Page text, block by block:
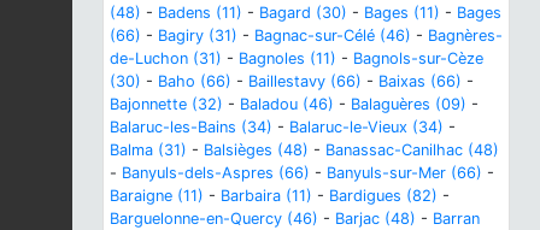
(48) - Badens (11) - Bagard (30) - Bages (11) - Bages
(66) - Bagiry (31) - Bagnac-sur-Célé (46) - Bagnères-
de-Luchon (31) - Bagnoles (11) - Bagnols-sur-Cèze
(30) - Baho (66) - Baillestavy (66) - Baixas (66) -
Bajonnette (32) - Baladou (46) - Balaguères (09) -
Balaruc-les-Bains (34) - Balaruc-le-Vieux (34) -
Balma (31) - Balsièges (48) - Banassac-Canilhac (48)
- Banyuls-dels-Aspres (66) - Banyuls-sur-Mer (66) -
Baraigne (11) - Barbaira (11) - Bardigues (82) -
Barguelonne-en-Quercy (46) - Barjac (48) - Barran